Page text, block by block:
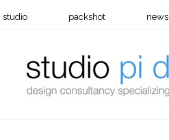
studio packshot news